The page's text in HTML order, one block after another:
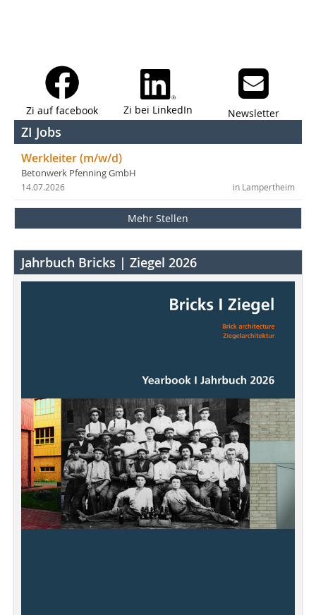
Zi auf facebook Zi bei LinkedIn Newsletter
ZI Jobs
Werkleiter (m/w/d)
Betonwerk Pfenning GmbH
in Lampertheim
14.07.2026
Mehr Stellen
Jahrbuch Bricks | Ziegel 2026